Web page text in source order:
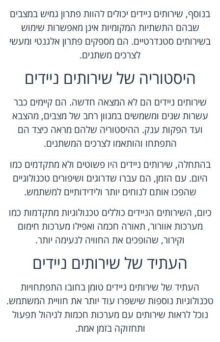
בנוסף, שירותים ניידים יכולים להוות פתרון גמיש במצבים
שבהם התשתיות המקומיות אינן מאפשרות שימוש
בשירותים סטנדרטיים. הם מספקים פתרון אלגנטי ומעשי
לצרכים משתנים.
היסטוריה של שירותים ניידים
שירותים ניידים הם לא המצאה חדשה. הם קיימים כבר
עשרות שנים ומשמשים במגוון רחב של מצבים, מהצבא
ועד הפקות ענק. ההיסטוריה שלהם מראה כיצד הם
התפתחו והותאמו לצרכים המשתנים.
בהתחלה, שירותים ניידים היו פשוטים ולא מתקדמים כמו
היום. עם הזמן, הם עברו שדרוגים ושיפורים טכנולוגיים
שהפכו אותם לנוחים יותר ולידידותיים למשתמש.
כיום, השירותים הניידים כוללים טכנולוגיות מתקדמות כמו
מערכות אוורור, תאורה חכמה ואפילו מערכות חימום
וקירור, שהופכים את החוויה לנעימה יותר.
העתיד של שירותים ניידים
העתיד של שירותים ניידים טומן בחובו התפתחויות
טכנולוגיות נוספות שישפרו עוד יותר את חוויית המשתמש.
נוכל לראות שירותים עם מערכות חכמות לניהול תפעול
ותחזוקה בזמן אמת.